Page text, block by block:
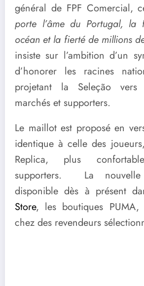
général de FPF Comercial,
porte l’âme du Portugal, la
océan et la fierté de millions
insiste sur l’ambition d’un
d’honorer les racines
projetant la Seleção vers
marchés et supporters.
Le maillot est proposé en
identique à celle des
Replica, plus
supporters. La
disponible dès à présent
Store, les boutiques PUMA,
chez des revendeurs